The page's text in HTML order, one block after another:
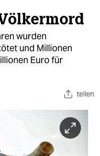
wurden
und Millionen
Euro für
teilen